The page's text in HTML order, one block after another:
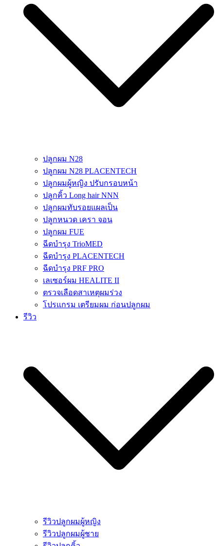
ปลูกผม N28
ปลูกผม N28 PLACENTECH
ปลูกผมผู้หญิง ปรับกรอบหน้า
ปลูกคิ้ว Long hair NNN
ปลูกผมทับรอยแผลเป็น
ปลูกหนวด เครา จอน
ปลูกผม FUE
ฉีดบำรุง TrioMED
ฉีดบำรุง PLACENTECH
ฉีดบำรุง PRF PRO
เลเซอร์ผม HEALITE II
ตรวจเลือดสาเหตุผมร่วง
โปรแกรม เตรียมผม ก่อนปลูกผม
รีวิว
รีวิวปลูกผมผู้หญิง
รีวิวปลูกผมผู้ชาย